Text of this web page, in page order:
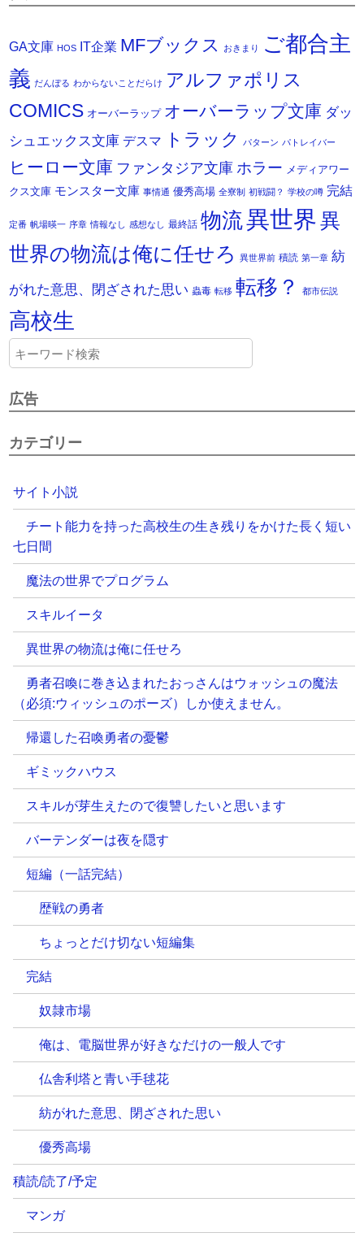
GA文庫 HOS IT企業 MFブックス おきまり
ご都合主
義 だんぼる わからないことだらけ アルファポリス
COMICS オーバーラップ オーバーラップ文庫 ダッ
シュエックス文庫 デスマ トラック パターン パトレイバー
ヒーロー文庫 ファンタジア文庫 ホラー メディアワー
クス文庫 モンスター文庫 事情通 優秀高場 全寮制 初戦闘？ 学校の噂 完結
定番 帆場暎一 序章 情報なし 感想なし 最終話 物流異世界異
世界の物流は俺に任せろ
異世界前 積読 第一章 紡
がれた意思、閉ざされた思い 蟲毒 転移 転移？ 都市伝説
高校生
広告
カテゴリー
サイト小説
チート能力を持った高校生の生き残りをかけた長く短い
七日間
魔法の世界でプログラム
スキルイータ
異世界の物流は俺に任せろ
勇者召喚に巻き込まれたおっさんはウォッシュの魔法
（必須:ウィッシュのポーズ）しか使えません。
帰還した召喚勇者の憂鬱
ギミックハウス
スキルが芽生えたので復讐したいと思います
バーテンダーは夜を隠す
短編（一話完結）
歴戦の勇者
ちょっとだけ切ない短編集
完結
奴隷市場
俺は、電脳世界が好きなだけの一般人です
仏舎利塔と青い手毬花
紡がれた意思、閉ざされた思い
優秀高場
積読/読了/予定
マンガ